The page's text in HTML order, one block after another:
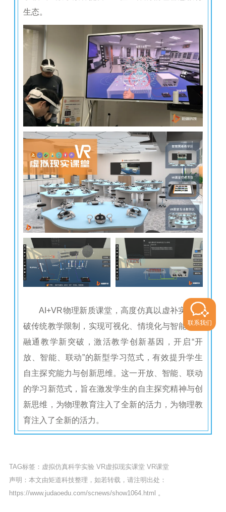
生态。
AI+VR物理新质课堂，高度仿真以虚补实，突
破传统教学限制，实现可视化、情境化与智能化的
融通教学新突破，激活教学创新基因，开启“开
放、智能、联动”的新型学习范式，有效提升学生
自主探究能力与创新思维。这一开放、智能、联动
的学习新范式，旨在激发学生的自主探究精神与创
新思维，为物理教育注入了全新的活力，为物理教
育注入了全新的活力。
TAG标签： 虚拟仿真科学实验 VR虚拟现实课堂 VR课堂
声明：本文由矩道科技整理，如若转载，请注明出处：
https://www.judaoedu.com/scnews/show1064.html 。
联系我们